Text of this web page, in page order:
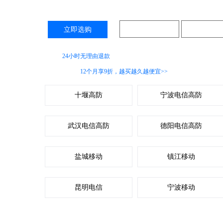
立即选购
24小时无理由退款
12个月享9折，越买越久越便宜>>
十堰高防 宁波电信高防
武汉电信高防 德阳电信高防
盐城移动 镇江移动
昆明电信 宁波移动